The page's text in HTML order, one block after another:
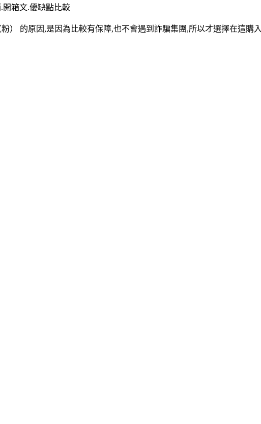
開箱文.優缺點比較
） 的原因,是因為比較有保障,也不會遇到詐騙集團,所以才選擇在這購入